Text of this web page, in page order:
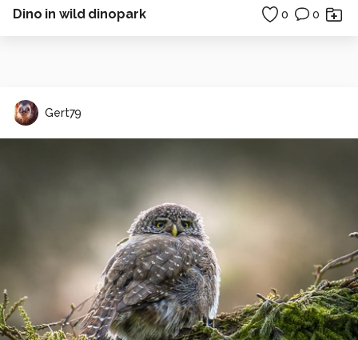
Dino in wild dinopark 0 0
Gert79